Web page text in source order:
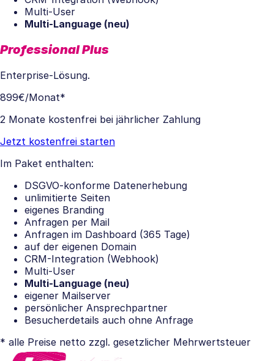
Multi-User
Multi-Language (neu)
Professional Plus
Enterprise-Lösung.
899€/Monat*
2 Monate kostenfrei bei jährlicher Zahlung
Jetzt kostenfrei starten
Im Paket enthalten:
DSGVO-konforme Datenerhebung
unlimitierte Seiten
eigenes Branding
Anfragen per Mail
Anfragen im Dashboard (365 Tage)
auf der eigenen Domain
CRM-Integration (Webhook)
Multi-User
Multi-Language (neu)
eigener Mailserver
persönlicher Ansprechpartner
Besucherdetails auch ohne Anfrage
* alle Preise netto zzgl. gesetzlicher Mehrwertsteuer